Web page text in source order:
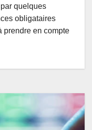
quelques
obligataires
prendre en compte